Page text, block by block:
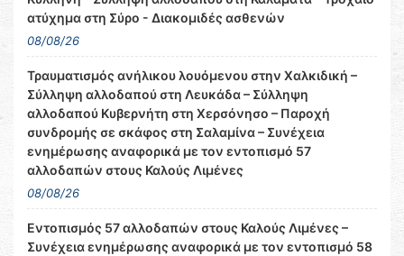
ατύχημα στη Σύρο - Διακομιδές ασθενών
08/08/26
Τραυματισμός ανήλικου λουόμενου στην Χαλκιδική –
Σύλληψη αλλοδαπού στη Λευκάδα – Σύλληψη
αλλοδαπού Κυβερνήτη στη Χερσόνησο – Παροχή
συνδρομής σε σκάφος στη Σαλαμίνα – Συνέχεια
ενημέρωσης αναφορικά με τον εντοπισμό 57
αλλοδαπών στους Καλούς Λιμένες
08/08/26
Εντοπισμός 57 αλλοδαπών στους Καλούς Λιμένες –
Συνέχεια ενημέρωσης αναφορικά με τον εντοπισμό 58